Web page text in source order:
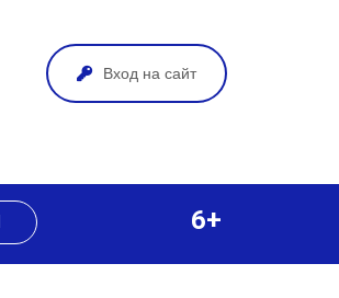
Вход на сайт
6+